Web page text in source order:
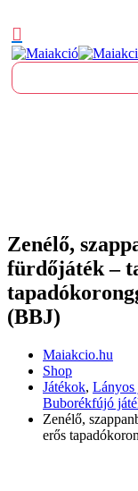
Zenélő,
fürdőjáték –
(BBJ)
Maiakcio.hu
Shop
Játékok, Lányos
Buborékfújó
Zenélő,
erős